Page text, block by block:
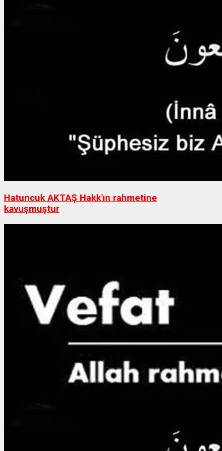
Hatuncuk AKTAŞ Hakk'ın rahmetine
kavuşmuştur